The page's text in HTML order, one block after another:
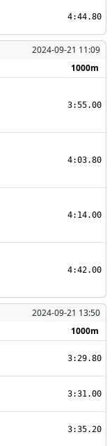
4:44.80
2024-09-21 11:09
1000m
3:55.00
4:03.80
4:14.00
4:42.00
2024-09-21 13:50
1000m
3:29.80
3:31.00
3:35.20